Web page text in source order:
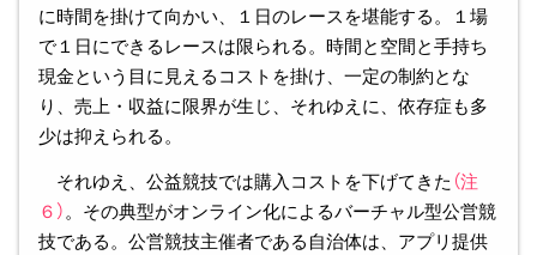
に時間を掛けて向かい、１日のレースを堪能する。１場
で１日にできるレースは限られる。時間と空間と手持ち
現金という目に見えるコストを掛け、一定の制約とな
り、売上・収益に限界が生じ、それゆえに、依存症も多
少は抑えられる。
それゆえ、公益競技では購入コストを下げてきた （注
６）。その典型がオンライン化によるバーチャル型公営競
技である。公営競技主催者である自治体は、アプリ提供